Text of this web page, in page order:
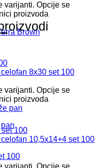
varijanti. Opcije se
proizvoda
varijanti. Opcije se
proizvoda
varijanti. Opcije se
100